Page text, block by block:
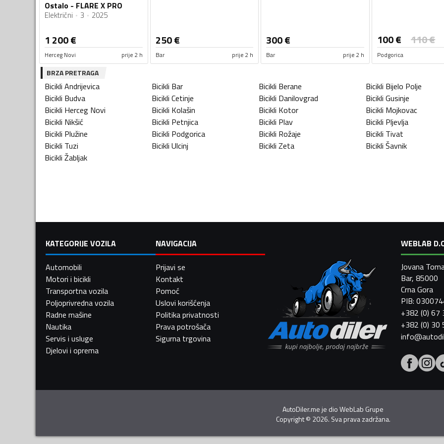
Ostalo - FLARE X PRO
Električni 3 2025
1 200€
Herceg Novi prije 2 h
250€
Bar prije 2 h
300€
Bar prije 2 h
100€ 110€
Podgorica
BRZA PRETRAGA
Bicikli Andrijevica Bicikli Bar Bicikli Berane Bicikli Bijelo Polje
Bicikli Budva Bicikli Cetinje Bicikli Danilovgrad Bicikli Gusinje
Bicikli Herceg Novi Bicikli Kolašin Bicikli Kotor Bicikli Mojkovac
Bicikli Nikšić Bicikli Petnjica Bicikli Plav Bicikli Pljevlja
Bicikli Plužine Bicikli Podgorica Bicikli Rožaje Bicikli Tivat
Bicikli Tuzi Bicikli Ulcinj Bicikli Zeta Bicikli Šavnik
Bicikli Žabljak
KATEGORIJE VOZILA
Automobili
Motori i bicikli
Transportna vozila
Poljoprivredna vozila
Radne mašine
Nautika
Servis i usluge
Djelovi i oprema
NAVIGACIJA
Prijavi se
Kontakt
Pomoć
Uslovi korišćenja
Politika privatnosti
Prava potrošača
Sigurna trgovina
WEBLAB
Jovana
Bar, 85000
Crna Gora
PIB:
+382 (0) 67
+382 (0) 30
AutoDiler.me je dioWebLab Grupe
Copyright© 2026. Sva prava zadržana.